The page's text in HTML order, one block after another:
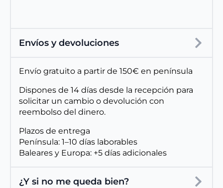
Envíos y devoluciones
Envío gratuito a partir de 150€ en península
Dispones de 14 días desde la recepción para
solicitar un cambio o devolución con
reembolso del dinero.
Plazos de entrega
Península: 1–10 días laborables
Baleares y Europa: +5 días adicionales
¿Y si no me queda bien?